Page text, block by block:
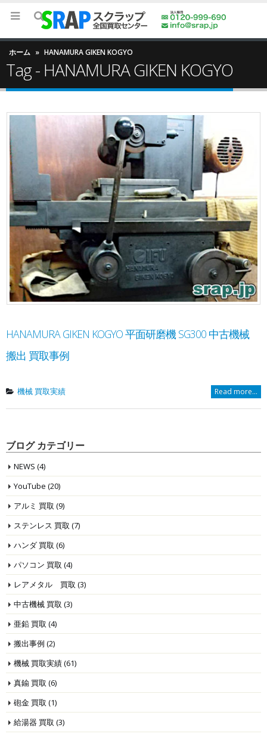
ホーム » HANAMURA GIKEN KOGYO
Tag - HANAMURA GIKEN KOGYO
HANAMURA GIKEN KOGYO 平面研磨機 SG300 中古機械
搬出 買取事例
機械 買取実績 Read more...
ブログ カテゴリー
NEWS (4)
YouTube (20)
アルミ 買取 (9)
ステンレス 買取 (7)
ハンダ 買取 (6)
パソコン 買取 (4)
レアメタル 買取 (3)
中古機械 買取 (3)
亜鉛 買取 (4)
搬出事例 (2)
機械 買取実績(61)
真鍮 買取 (6)
砲金 買取 (1)
給湯器 買取 (3)